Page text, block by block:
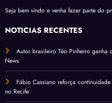
Seja bem vindo e venha fazer parte do
NOTÍCIAS RECENTES
Autor brasileiro Téo Pinheiro ganha
News
Fábio Cassiano reforça
no Recife